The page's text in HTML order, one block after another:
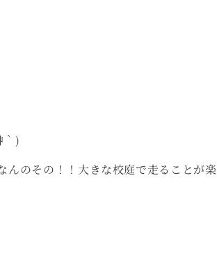
｀)
んのその！！大きな校庭で走ることが楽